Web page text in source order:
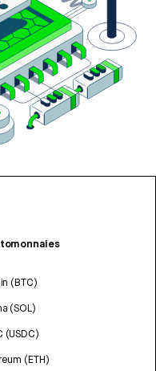
(BTC)
(SOL)
(USDC)
(ETH)